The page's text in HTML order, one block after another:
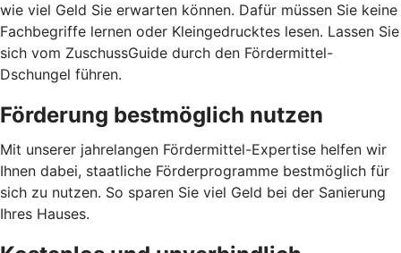
wie viel Geld Sie erwarten können. Dafür müssen Sie keine
Fachbegriffe lernen oder Kleingedrucktes lesen. Lassen Sie
sich vom ZuschussGuide durch den Fördermittel-
Dschungel führen.
Förderung bestmöglich nutzen
Mit unserer jahrelangen Fördermittel-Expertise helfen wir
Ihnen dabei, staatliche Förderprogramme bestmöglich für
sich zu nutzen. So sparen Sie viel Geld bei der Sanierung
Ihres Hauses.